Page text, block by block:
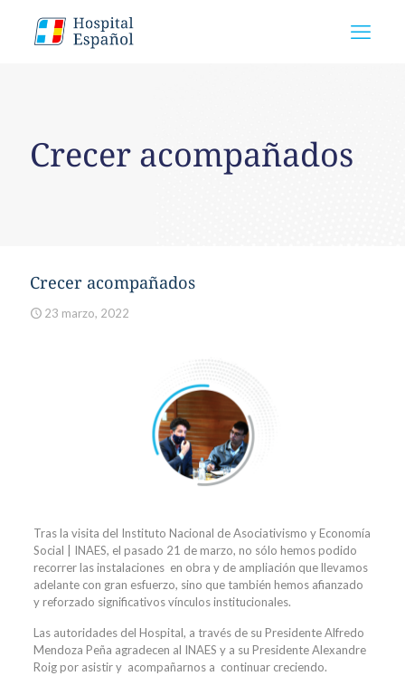
Crecer acompañados
Crecer acompañados
23 marzo, 2022
Tras la visita del Instituto Nacional de Asociativismo y Economía
Social | INAES, el pasado 21 de marzo, no sólo hemos podido
recorrer las instalaciones en obra y de ampliación que llevamos
adelante con gran esfuerzo, sino que también hemos afianzado
y reforzado significativos vínculos institucionales.
Las autoridades del Hospital, a través de su Presidente Alfredo
Mendoza Peña agradecen al INAES y a su Presidente Alexandre
Roig por asistir y acompañarnos a continuar creciendo.